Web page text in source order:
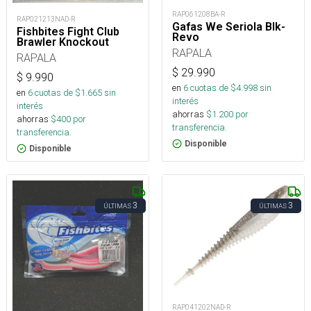
RAP021213NAD-R
Fishbites Fight Club
Brawler Knockout
RAPALA
$ 9.990
en 6cuotas de $1.665sin
interés
ahorras $400 por
transferencia.
Disponible
RAP061208BA-R
Gafas We Seriola Blk-
Revo
RAPALA
$ 29.990
en 6cuotas de $4.998sin
interés
ahorras $1.200 por
transferencia.
Disponible
ÚLTIMAS3 ÚLTIMAS3
RAP041202NAD-R